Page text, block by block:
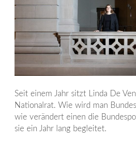
Seit einem Jahr sitzt Linda De
Nationalrat. Wie wird man
wie verändert einen die
sie ein Jahr lang begleitet.